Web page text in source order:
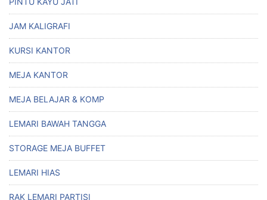
JAM KALIGRAFI
KURSI KANTOR
MEJA KANTOR
MEJA BELAJAR & KOMP
LEMARI BAWAH TANGGA
STORAGE MEJA BUFFET
LEMARI HIAS
RAK LEMARI PARTISI